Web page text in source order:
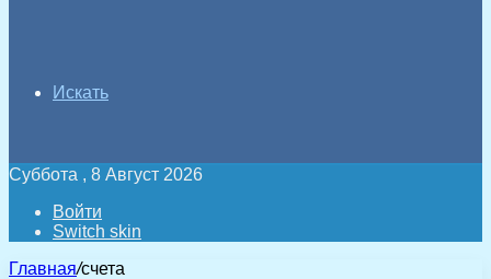
Искать
Суббота , 8 Август 2026
Войти
Switch skin
Главная/счета